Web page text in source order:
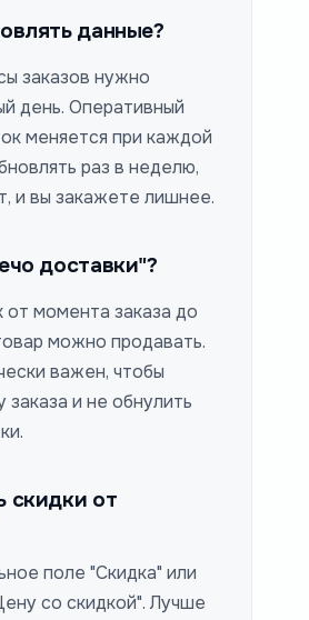
данные?
заказов нужно
день. Оперативный
меняется при каждой
раз в неделю,
и вы закажете лишнее.
доставки"?
от момента заказа до
можно продавать.
важен, чтобы
заказа и не обнулить
скидки от
поле "Скидка" или
со скидкой". Лучше